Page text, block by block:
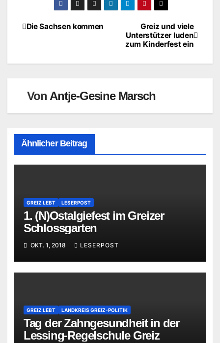
BeitragsnavigationGreiz und viele
Unterstützer luden
zum Kinderfest ein
Die Sachsen kommen
Von Antje-Gesine Marsch
Ähnlicher Beitrag
GREIZ LEBT LESERPOST
1. (N)Ostalgiefest im Greizer
Schlossgarten
OKT. 1, 2018 LESERPOST
GREIZ LEBT LANDKREIS GREIZ-POLITIK
Tag der Zahngesundheit in der
Lessing-Regelschule Greiz